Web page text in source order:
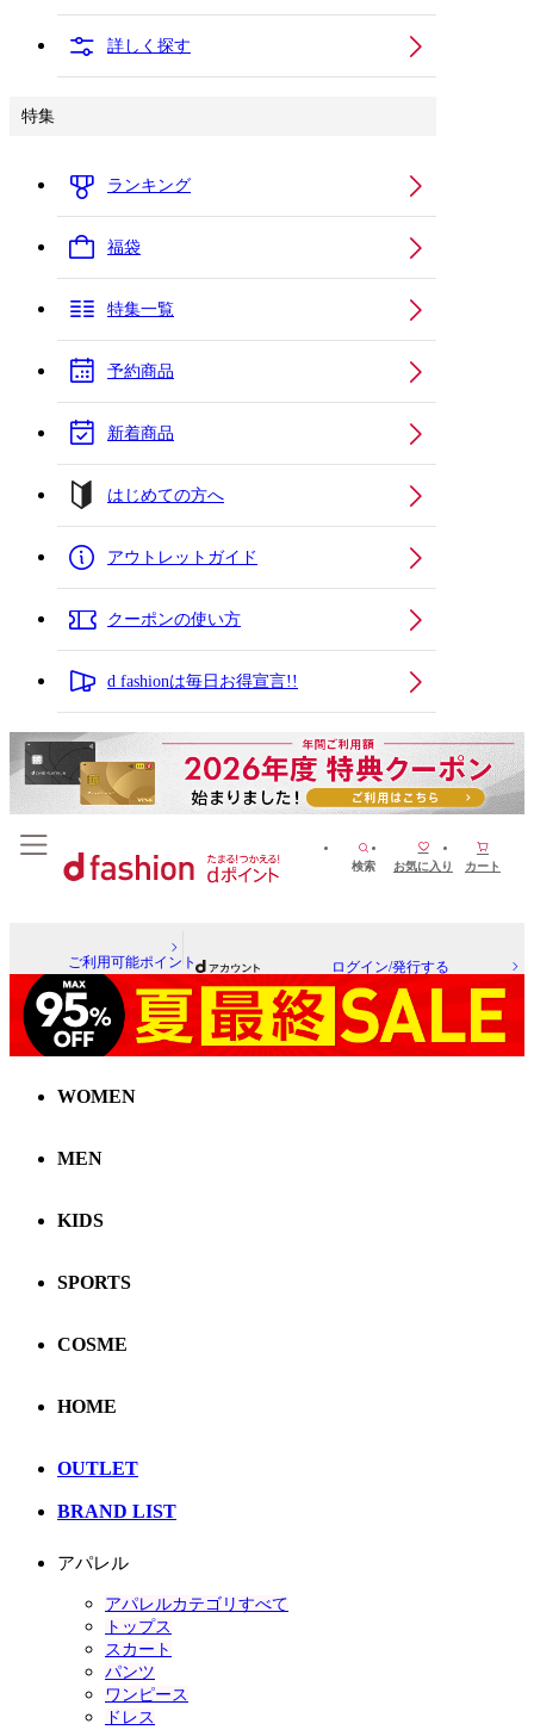
詳しく探す
特集
ランキング
福袋
特集一覧
予約商品
新着商品
はじめての方へ
アウトレットガイド
クーポンの使い方
d fashionは毎日お得宣言!!
検索 お気に入り カート
ご利用可能ポイント ログイン/発行する
WOMEN
MEN
KIDS
SPORTS
COSME
HOME
OUTLET
BRAND LIST
アパレル
アパレルカテゴリすべて
トップス
スカート
パンツ
ワンピース
ドレス